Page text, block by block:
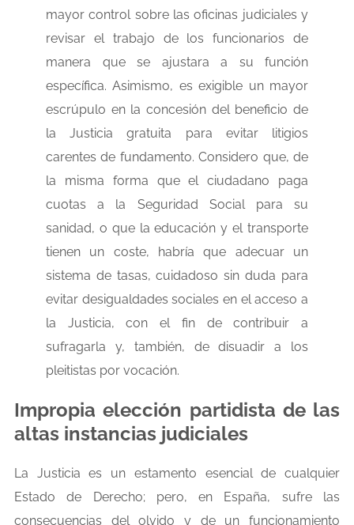
mayor control sobre las oficinas judiciales y
revisar el trabajo de los funcionarios de
manera que se ajustara a su función
específica. Asimismo, es exigible un mayor
escrúpulo en la concesión del beneficio de
la Justicia gratuita para evitar litigios
carentes de fundamento. Considero que, de
la misma forma que el ciudadano paga
cuotas a la Seguridad Social para su
sanidad, o que la educación y el transporte
tienen un coste, habría que adecuar un
sistema de tasas, cuidadoso sin duda para
evitar desigualdades sociales en el acceso a
la Justicia, con el fin de contribuir a
sufragarla y, también, de disuadir a los
pleitistas por vocación.
Impropia elección partidista de las
altas instancias judiciales
La Justicia es un estamento esencial de cualquier
Estado de Derecho; pero, en España, sufre las
consecuencias del olvido y de un funcionamiento